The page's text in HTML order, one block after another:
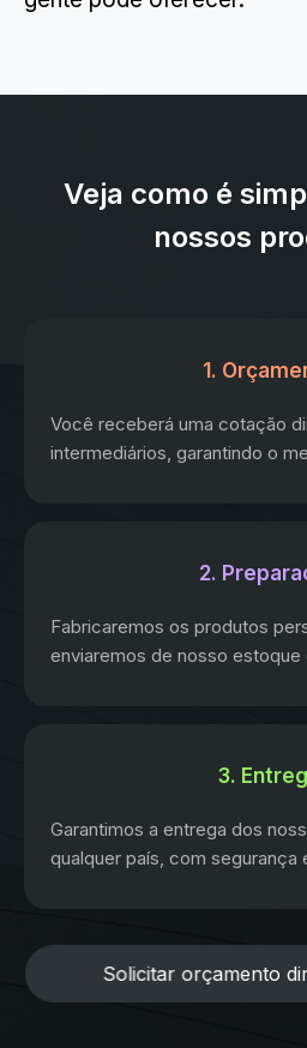
Veja como é
nossos
1.
Você receberá uma cotação
intermediários, garantindo o
2.
Fabricaremos os produtos
enviaremos de nosso estoque
3.
Garantimos a entrega dos
qualquer país, com segurança
Solicitar orçamento